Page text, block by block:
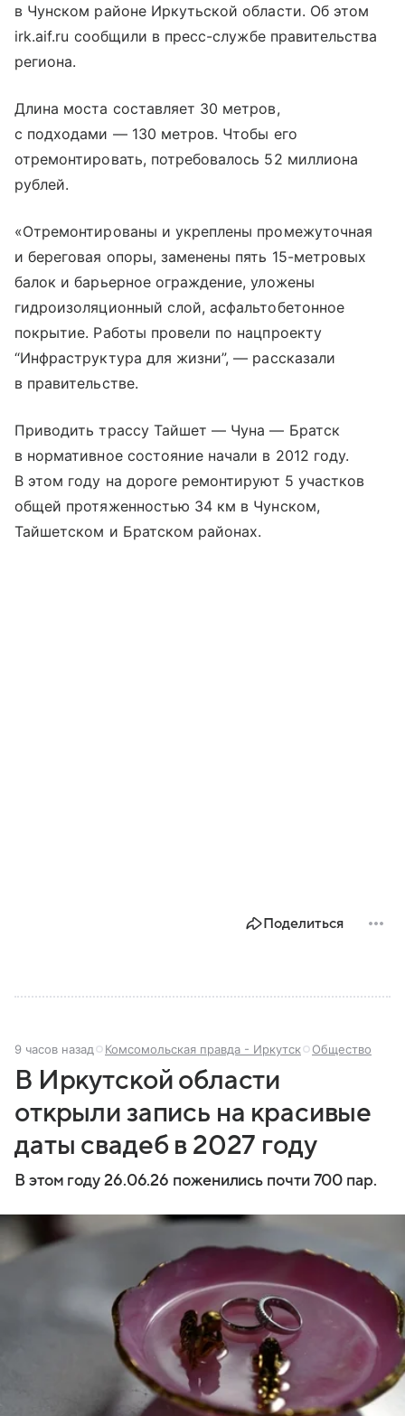
в Чунском районе Иркутьской области. Об этом
irk.aif.ru сообщили в пресс-службе правительства
региона.
Длина моста составляет 30 метров,
с подходами — 130 метров. Чтобы его
отремонтировать, потребовалось 52 миллиона
рублей.
«Отремонтированы и укреплены промежуточная
и береговая опоры, заменены пять 15-метровых
балок и барьерное ограждение, уложены
гидроизоляционный слой, асфальтобетонное
покрытие. Работы провели по нацпроекту
“Инфраструктура для жизни”, — рассказали
в правительстве.
Приводить трассу Тайшет — Чуна — Братск
в нормативное состояние начали в 2012 году.
В этом году на дороге ремонтируют 5 участков
общей протяженностью 34 км в Чунском,
Тайшетском и Братском районах.
Поделиться
9 часов назад Комсомольская правда - Иркутск Общество
В Иркутской области
открыли запись на красивые
даты свадеб в 2027 году
В этом году 26.06.26 поженились почти 700 пар.